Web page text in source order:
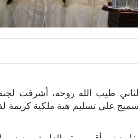
الحسن الثاني طيب الله روحه، أشرفت
سعد الدين سميج على تسليم هبة ملكية كريمة